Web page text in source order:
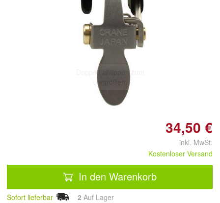
Doppelt antippen zum
vergrößern
34,50 €
inkl. MwSt.
Kostenloser Versand
In den Warenkorb
Sofort lieferbar 2 Auf Lager